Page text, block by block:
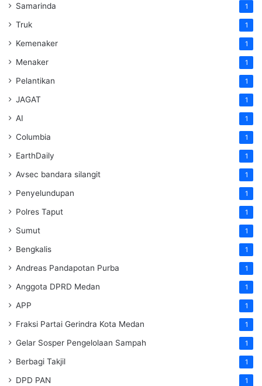
Samarinda 1
Truk 1
Kemenaker 1
Menaker 1
Pelantikan 1
JAGAT 1
AI 1
Columbia 1
EarthDaily 1
Avsec bandara silangit 1
Penyelundupan 1
Polres Taput 1
Sumut 1
Bengkalis 1
Andreas Pandapotan Purba 1
Anggota DPRD Medan 1
APP 1
Fraksi Partai Gerindra Kota Medan 1
Gelar Sosper Pengelolaan Sampah 1
Berbagi Takjil 1
DPD PAN 1